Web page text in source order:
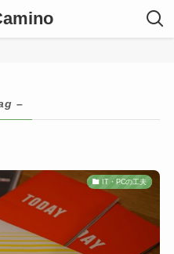
–
IT・PCの工夫